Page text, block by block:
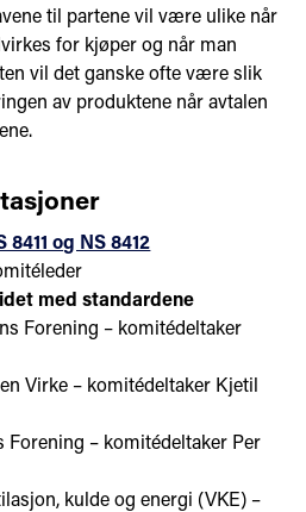
til partene vil være ulike når
for kjøper og når man
vil det ganske ofte være slik
av produktene når avtalen
og NS 8412
med standardene
Forening – komitédeltaker
Virke – komitédeltaker Kjetil
Forening – komitédeltaker Per
kulde og energi (VKE) –